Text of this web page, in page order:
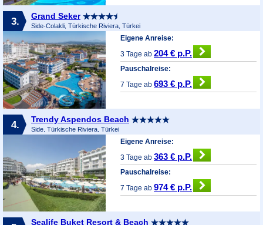
3. Grand Seker
Side-Colakli, Türkische Riviera, Türkei
Eigene Anreise:
3 Tage ab204 € p.P.
Pauschalreise:
7 Tage ab693 € p.P.
4. Trendy Aspendos Beach
Side, Türkische Riviera, Türkei
Eigene Anreise:
3 Tage ab363 € p.P.
Pauschalreise:
7 Tage ab974 € p.P.
Sealife Buket Resort & Beach